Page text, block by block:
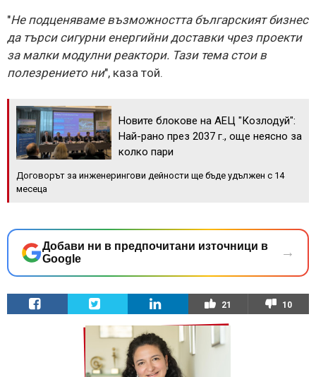
"Не подценяваме възможността българският бизнес
да търси сигурни енергийни доставки чрез проекти
за малки модулни реактори. Тази тема стои в
полезрението ни", каза той.
Новите блокове на АЕЦ "Козлодуй":
Най-рано през 2037 г., още неясно за
колко пари
Договорът за инженерингови дейности ще бъде удължен с 14
месеца
Добави ни в предпочитани източници в
Google
→
21 10